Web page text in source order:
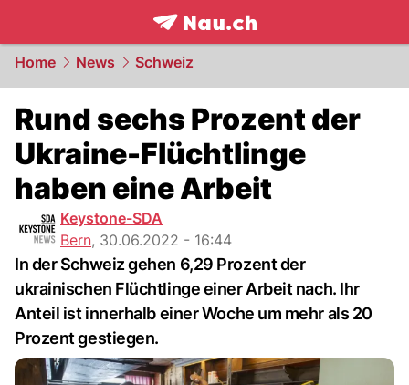
frontpage.NAU.ch
Home News Schweiz
Rund sechs Prozent der
Ukraine-Flüchtlinge
haben eine Arbeit
Keystone-SDA
Bern, 30.06.2022 - 16:44
In der Schweiz gehen 6,29 Prozent der
ukrainischen Flüchtlinge einer Arbeit nach. Ihr
Anteil ist innerhalb einer Woche um mehr als 20
Prozent gestiegen.